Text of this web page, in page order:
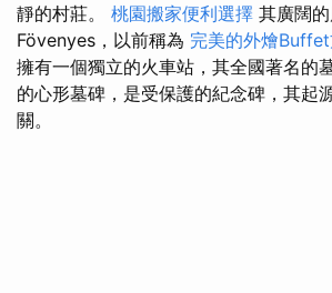
靜的村莊。 桃園搬家便利選擇 其廣闊
Fövenyes，以前稱為 完美的外燴
擁有一個獨立的火車站，其全國著名的
的心形墓碑，是受保護的紀念碑，其起
關。